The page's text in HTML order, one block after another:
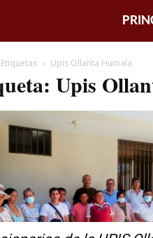
Etiquetas Upis Ollanta Humala
Upis